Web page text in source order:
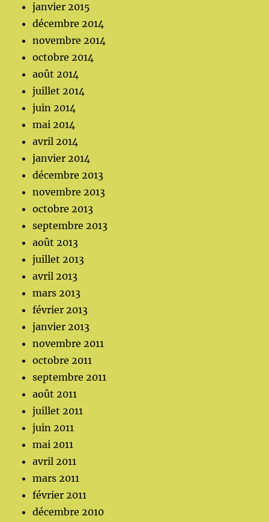
janvier 2015
décembre 2014
novembre 2014
octobre 2014
août 2014
juillet 2014
juin 2014
mai 2014
avril 2014
janvier 2014
décembre 2013
novembre 2013
octobre 2013
septembre 2013
août 2013
juillet 2013
avril 2013
mars 2013
février 2013
janvier 2013
novembre 2011
octobre 2011
septembre 2011
août 2011
juillet 2011
juin 2011
mai 2011
avril 2011
mars 2011
février 2011
décembre 2010